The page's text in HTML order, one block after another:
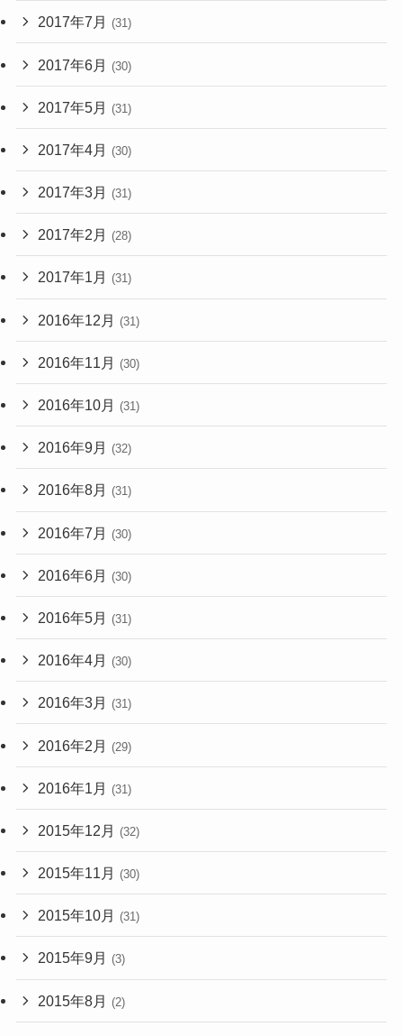
2017年7月 (31)
2017年6月 (30)
2017年5月 (31)
2017年4月 (30)
2017年3月 (31)
2017年2月 (28)
2017年1月 (31)
2016年12月 (31)
2016年11月 (30)
2016年10月 (31)
2016年9月 (32)
2016年8月 (31)
2016年7月 (30)
2016年6月 (30)
2016年5月 (31)
2016年4月 (30)
2016年3月 (31)
2016年2月 (29)
2016年1月 (31)
2015年12月 (32)
2015年11月 (30)
2015年10月 (31)
2015年9月 (3)
2015年8月 (2)